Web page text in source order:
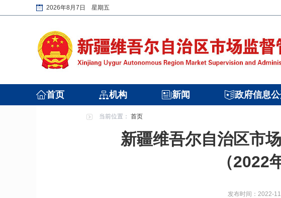
2026年8月7日 星期五
首页 机构 新闻 政府信息
当前位置： 首页
新疆维吾尔自治区市
（2022
发布时间：2022-